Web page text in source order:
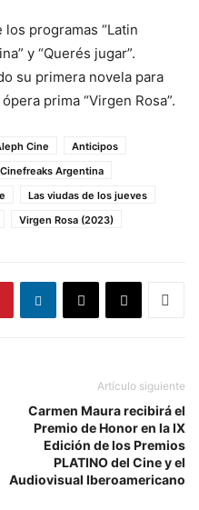
programas “Latin
y “Querés jugar”.
su primera novela para
prima “Virgen Rosa”.
Cine
Anticipos
Cinefreaks Argentina
Las viudas de los jueves
Virgen Rosa (2023)
Artículo siguiente
Carmen Maura recibirá el
Premio de Honor en la IX
Edición de los Premios
PLATINO del Cine y el
Audiovisual Iberoamericano